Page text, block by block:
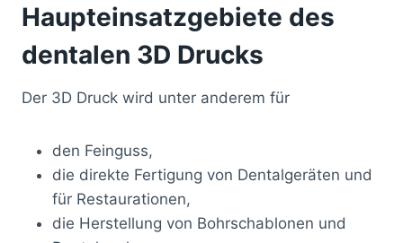
Haupteinsatzgebiete des
dentalen 3D Drucks
Der 3D Druck wird unter anderem für
den Feinguss,
die direkte Fertigung von Dentalgeräten und
für Restaurationen,
die Herstellung von Bohrschablonen und